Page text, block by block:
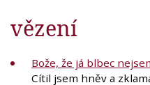
vězení
Bože, že já blbec
Cítil jsem hněv a